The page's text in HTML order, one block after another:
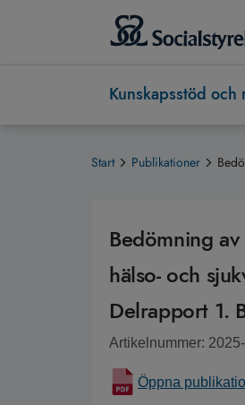
Kunskapsstöd och
Start Publikationer
Bedömning
hälso- och
Delrapport 1.
Artikelnummer:
Öppna